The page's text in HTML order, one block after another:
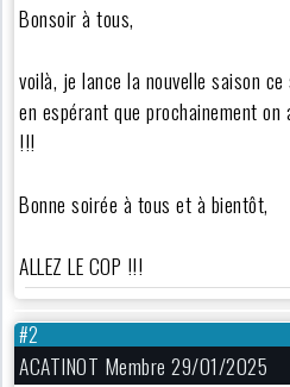
Bonsoir à tous,
voilà, je lance la nouvelle saison
en espérant que prochainement
!!!
Bonne soirée à tous et à bientôt,
ALLEZ LE COP !!!
#2
ACATINOT Membre 29/01/2025